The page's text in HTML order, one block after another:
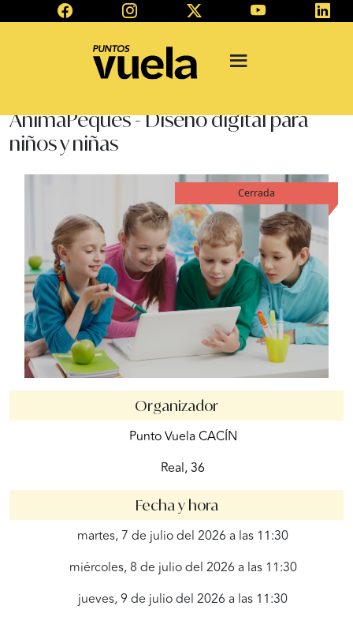
AnimaPeques - Diseño digital para
niños y niñas
Cerrada
Organizador
Punto Vuela CACÍN
Real, 36
Fecha y hora
martes, 7 de julio del 2026 a las 11:30
miércoles, 8 de julio del 2026 a las 11:30
jueves, 9 de julio del 2026 a las 11:30